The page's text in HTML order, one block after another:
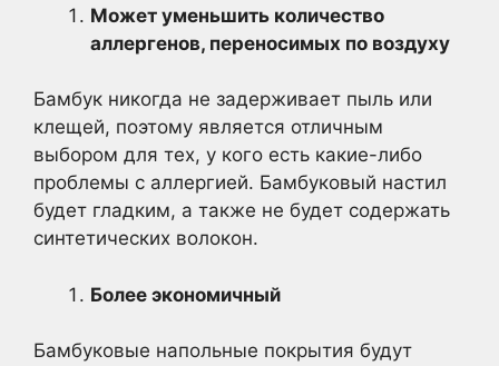
Может уменьшить количество
аллергенов, переносимых по воздуху
Бамбук никогда не задерживает пыль или
клещей, поэтому является отличным
выбором для тех, у кого есть какие-либо
проблемы с аллергией. Бамбуковый настил
будет гладким, а также не будет содержать
синтетических волокон.
Более экономичный
Бамбуковые напольные покрытия будут